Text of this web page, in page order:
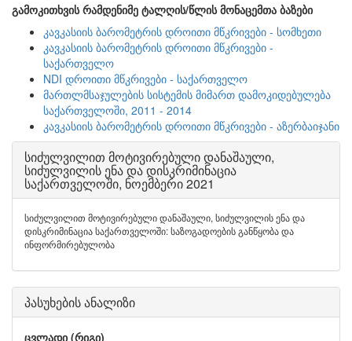
გამოკითხვის რამდენიმე ტალღის/წლის მონაცემთა ბაზები
კავკასიის ბარომეტრის დროითი მწკრივები - სომხეთი
კავკასიის ბარომეტრის დროითი მწკრივები -
საქართველო
NDI დროითი მწკრივები - საქართველო
მართლმსაჯულების სისტემის მიმართ დამოკიდებულება
საქართველოში, 2011 - 2014
კავკასიის ბარომეტრის დროითი მწკრივები - აზერბაიჯანი
სიძულვილით მოტივირებული დანაშაული,
სიძულვილის ენა და დისკრიმინაცია
საქართველოში, ნოემბერი 2021
სიძულვილით მოტივირებული დანაშაული, სიძულვილის ენა და
დისკრიმინაცია საქართველოში: საზოგადოების განწყობა და
ინფორმირებულობა
პასუხების ანალიზი
ცვლადი (რიგი)